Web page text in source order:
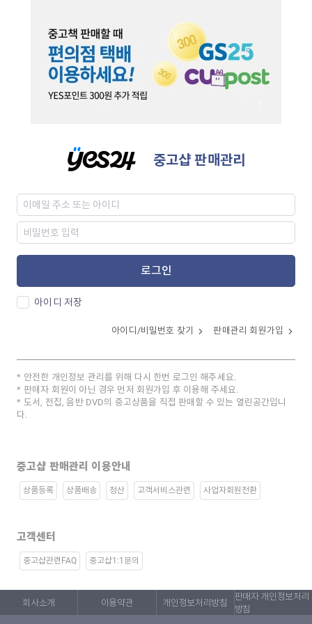
중고샵 판매관리
로그인
아이디 저장
아이디/비밀번호 찾기 판매관리 회원가입
안전한 개인정보 관리를 위해 다시 한번 로그인 해주세요.
판매자 회원이 아닌 경우 먼저 회원가입 후 이용해 주세요.
도서, 전집, 음반 DVD의 중고상품을 직접 판매할 수 있는 열린공간입니
다.
중고샵 판매관리 이용안내
상품등록 상품배송 정산 고객서비스관련 사업자회원전환
고객센터
중고샵관련FAQ 중고샵1:1문의
회사소개 이용약관 개인정보처리방침
판매자 개인정보처리
방침